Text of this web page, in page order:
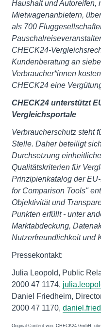
Haushalt und Autoreifen,
Mietwagenanbietern,
als 700
CHECK24-
Kundenberatung an
Verbraucher*innen
CHECK24 eine
CHECK24 unterstützt
Vergleichsportale
Verbraucherschutz steht
Stelle. Daher beteiligt
Durchsetzung
Qualitätskriterien für
Prinzipienkatalog der
for Comparison Tools"
Objektivität und
Punkten erfüllt - unter
Marktabdeckung,
Nutzerfreundlichkeit und
Pressekontakt:
Julia Leopold, Public
2000 47 1174,
Daniel Friedheim,
2000 47 1170,
Original-Content von: CHECK24 GmbH,